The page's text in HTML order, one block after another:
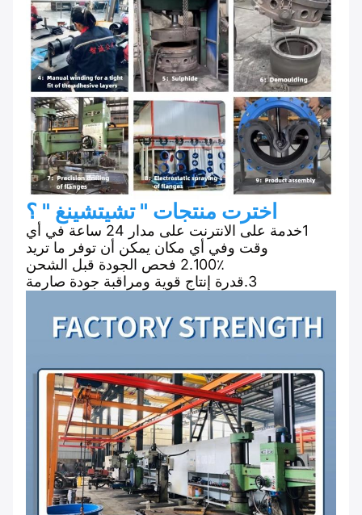
اخترت منتجات " تشيتشينغ " ؟
1خدمة على الانترنت على مدار 24 ساعة في أي
وقت وفي أي مكان يمكن أن توفر ما تريد
2.100٪ فحص الجودة قبل الشحن
3.قدرة إنتاج قوية ومراقبة جودة صارمة